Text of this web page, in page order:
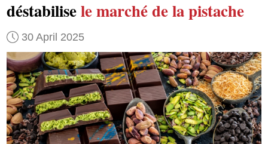
déstabilisele marché de la pistache
30 April 2025